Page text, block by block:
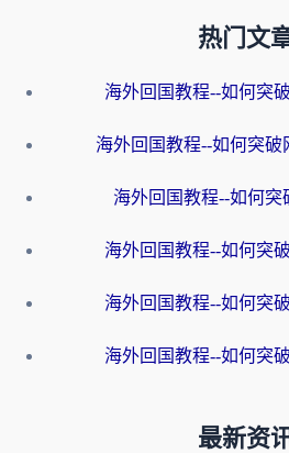
热门文
海外回国教程--如何突
海外回国教程--如何突破
海外回国教程--如何突
海外回国教程--如何突
海外回国教程--如何突
海外回国教程--如何突
最新资